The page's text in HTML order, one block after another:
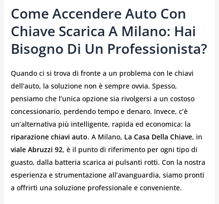
Come Accendere Auto Con
Chiave Scarica A Milano: Hai
Bisogno Di Un Professionista?
Quando ci si trova di fronte a un problema con le chiavi
dell’auto, la soluzione non è sempre ovvia. Spesso,
pensiamo che l’unica opzione sia rivolgersi a un costoso
concessionario, perdendo tempo e denaro. Invece, c’è
un’alternativa più intelligente, rapida ed economica: la
riparazione chiavi auto. A Milano, La Casa Della Chiave, in
viale Abruzzi 92, è il punto di riferimento per ogni tipo di
guasto, dalla batteria scarica ai pulsanti rotti. Con la nostra
esperienza e strumentazione all’avanguardia, siamo pronti
a offrirti una soluzione professionale e conveniente.